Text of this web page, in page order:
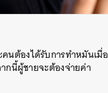
นต้องได้รับการทำหมันเมื่อ
กนี้ผู้ชายจะต้องจ่ายค่า